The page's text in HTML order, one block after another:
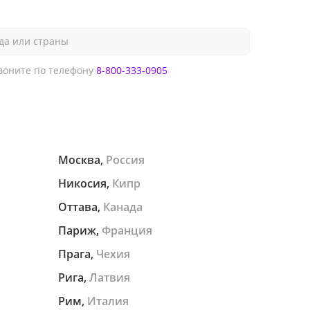
или страны
Москва, Россия
Никосия, Кипр
Оттава, Канада
Париж, Франция
Прага, Чехия
Рига, Латвия
Рим, Италия
по телефону 8-800-333-0905